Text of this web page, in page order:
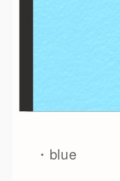
・blue